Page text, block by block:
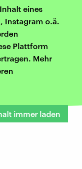
eines
Instagram o.ä.
Plattform
Mehr
immer laden